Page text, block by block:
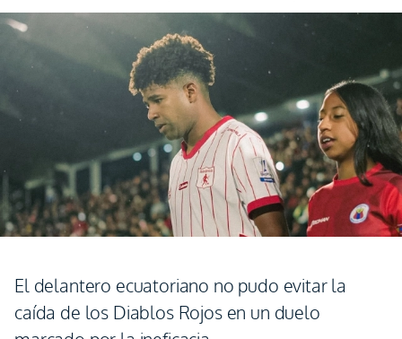
El delantero ecuatoriano no pudo evitar la
caída de los Diablos Rojos en un duelo